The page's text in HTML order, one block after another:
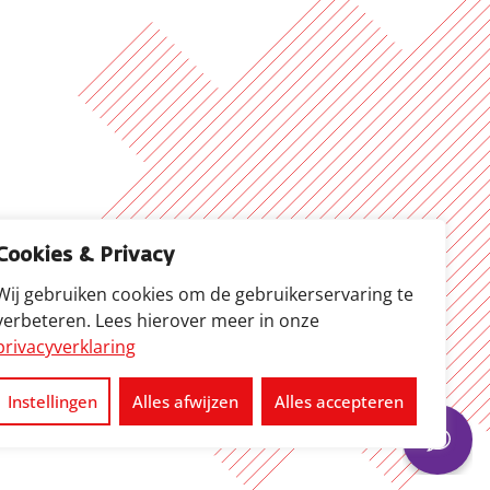
& Privacy
gebruiken cookies om de gebruikerservaring te
Lees hierover meer in onze
Instellingen Alles afwijzen Alles accepteren